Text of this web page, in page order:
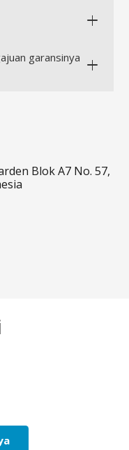
garansinya
Blok A7 No. 57,